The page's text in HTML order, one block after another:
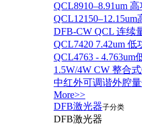
QCL8910–8.91um
DFB-CW QCL 连续
QCL7420 7.42um
QCL4763 -
1.5W/4W CW 整合
中红外可调谐外腔
More>>
DFB激光器子分类
DFB激光器